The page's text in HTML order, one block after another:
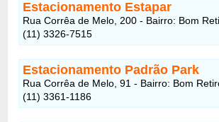
Estacionamento Estapar
Rua Corrêa de Melo, 200 - Bairro: Bom
(11) 3326-7515
Estacionamento Padrão Park
Rua Corrêa de Melo, 91 - Bairro: Bom
(11) 3361-1186